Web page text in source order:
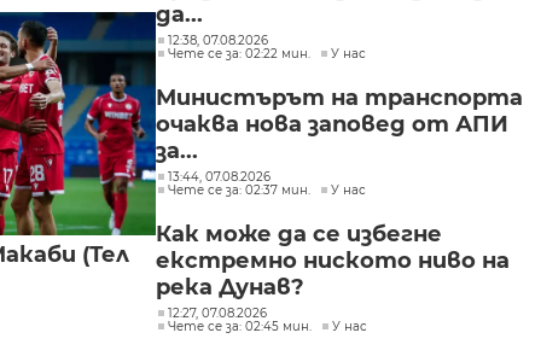
(Тел
да...
12:38, 07.08.2026
Чете се за: 02:22 мин.
У нас
Министърът на транспорта
очаква нова заповед от АПИ
за...
13:44, 07.08.2026
Чете се за: 02:37 мин.
У нас
Как може да се избегне
екстремно ниското ниво на
река Дунав?
12:27, 07.08.2026
Чете се за: 02:45 мин.
У нас